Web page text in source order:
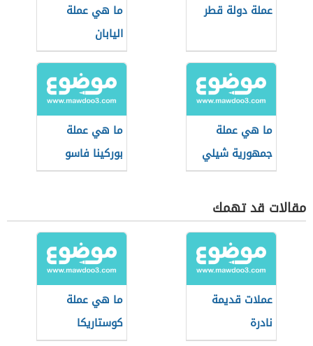
عملة دولة قطر
ما هي عملة
اليابان
ما هي عملة
جمهورية شيلي
ما هي عملة
بوركينا فاسو
مقالات قد تهمك
عملات قديمة
نادرة
ما هي عملة
كوستاريكا